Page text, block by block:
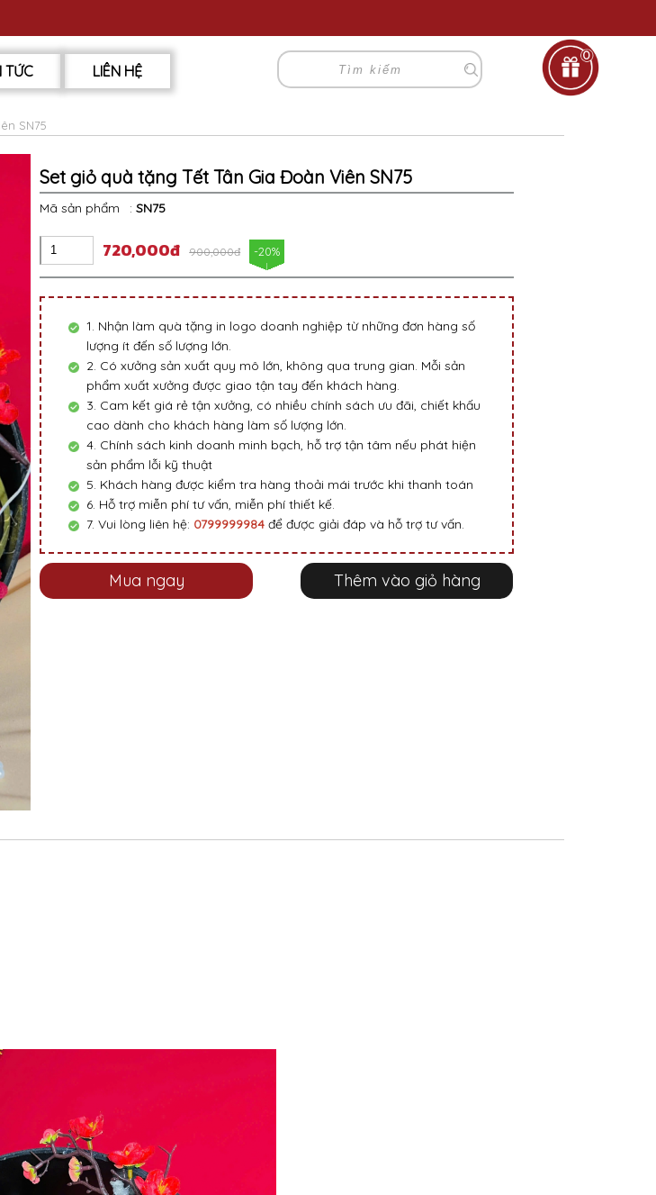
TỨC LIÊN HỆ
0
SN75
Set giỏ quà tặng Tết Tân Gia Đoàn Viên SN75
Mã sản phẩm :SN75
720,000đ 900,000đ -20%
1. Nhận làm quà tặng in logo doanh nghiệp từ những đơn hàng số
lượng ít đến số lượng lớn.
2. Có xưởng sản xuất quy mô lớn, không qua trung gian. Mỗi sản
phẩm xuất xưởng được giao tận tay đến khách hàng.
3. Cam kết giá rẻ tận xưởng, có nhiều chính sách ưu đãi, chiết khấu
cao dành cho khách hàng làm số lượng lớn.
4. Chính sách kinh doanh minh bạch, hỗ trợ tận tâm nếu phát hiện
sản phẩm lỗi kỹ thuật
5. Khách hàng được kiểm tra hàng thoải mái trước khi thanh toán
6. Hỗ trợ miễn phí tư vấn, miễn phí thiết kế.
7. Vui lòng liên hệ: 0799999984để được giải đáp và hỗ trợ tư vấn.
Thêm vào giỏ hàng
Mua ngay